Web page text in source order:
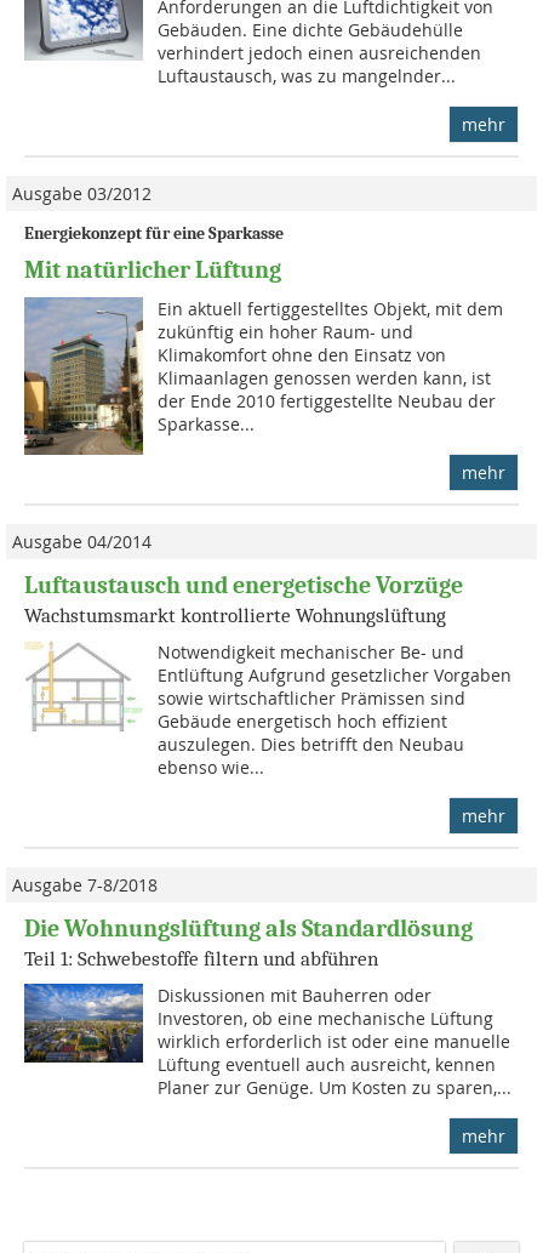
Anforderungen an die Luftdichtigkeit von
Gebäuden. Eine dichte Gebäude­hülle
verhindert jedoch einen ausreichenden
Luftaustausch, was zu mangelnder...
mehr
Ausgabe 03/2012
Energiekonzept für eine Sparkasse
Mit natürlicher Lüftung
Ein aktuell fertiggestelltes Objekt, mit dem
zukünftig ein hoher Raum- und
Klimakomfort ohne den Einsatz von
Klimaanlagen genossen werden kann, ist
der Ende 2010 fertiggestellte Neubau der
Sparkasse...
mehr
Ausgabe 04/2014
Luftaustausch und energetische Vorzüge
Wachstumsmarkt kontrollierte Wohnungslüftung
Notwendigkeit mechanischer Be- und
Entlüftung Aufgrund gesetzlicher Vorgaben
sowie wirtschaftlicher Prämissen sind
Gebäude energetisch hoch effizient
auszulegen. Dies betrifft den Neubau
ebenso wie...
mehr
Ausgabe 7-8/2018
Die Wohnungslüftung als Standardlösung
Teil 1: Schwebestoffe filtern und abführen
Diskussionen mit Bauherren oder
Investoren, ob eine mechanische Lüftung
wirklich erforderlich ist oder eine manuelle
Lüftung eventuell auch ausreicht, kennen
Planer zur Genüge. Um Kosten zu sparen,...
mehr